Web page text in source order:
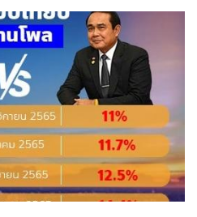
ชนะเลือกตั้งจะพาคนในตระกูล